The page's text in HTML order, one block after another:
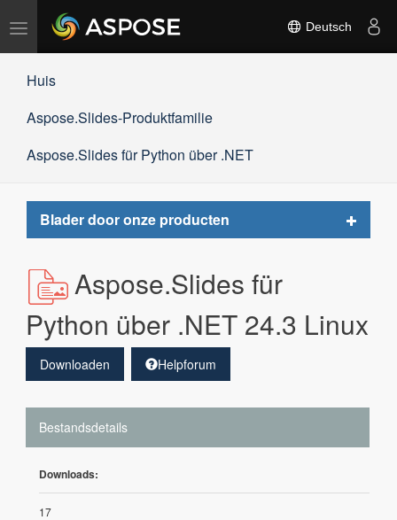
Navigation
umschalten
Deutsch
Huis
Aspose.Slides-Produktfamilie
Aspose.Slides für Python über .NET
Blader door onze producten
Toggle
Aspose.Slides für
Python über .NET 24.3 Linux
Downloaden Helpforum
Bestandsdetails
Downloads:
17